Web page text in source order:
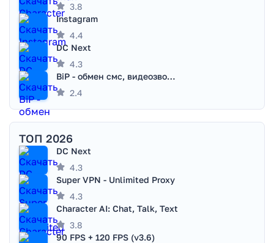
3.8
Instagram
4.4
DC Next
4.3
BiP - обмен смс, видеозвонками
2.4
ТОП 2026
DC Next
4.3
Super VPN - Unlimited Proxy
4.3
Character AI: Chat, Talk, Text
3.8
90 FPS + 120 FPS (v3.6)